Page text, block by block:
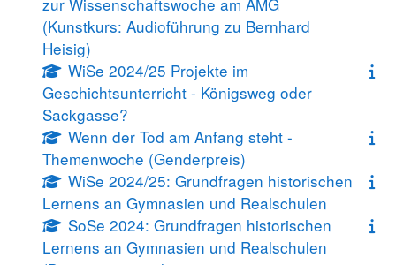
(Kunstkurs: Audioführung zu Bernhard
Heisig)
WiSe 2024/25 Projekte im
Geschichtsunterricht - Königsweg oder
Sackgasse?
Wenn der Tod am Anfang steht -
Themenwoche (Genderpreis)
WiSe 2024/25: Grundfragen historischen
Lernens an Gymnasien und Realschulen
SoSe 2024: Grundfragen historischen
Lernens an Gymnasien und Realschulen